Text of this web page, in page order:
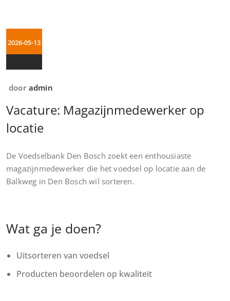
2026-05-13
door admin
Vacature: Magazijnmedewerker op
locatie
De Voedselbank Den Bosch zoekt een enthousiaste
magazijnmedewerker die het voedsel op locatie aan de
Balkweg in Den Bosch wil sorteren.
Wat ga je doen?
Uitsorteren van voedsel
Producten beoordelen op kwaliteit